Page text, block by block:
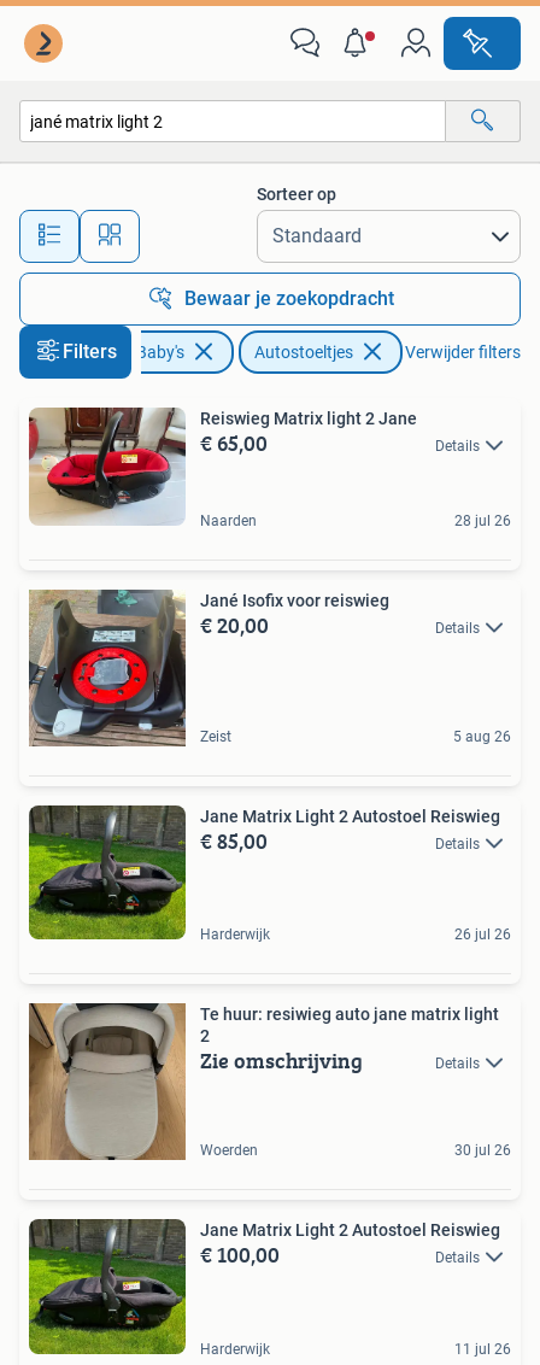
Alle afstanden…
Sorteer op
Bewaar je zoekopdracht
Filters
Kinderen en Baby's Autostoeltjes Verwijder filters
Reiswieg Matrix light 2 Jane
€ 65,00 Details
Naarden 28 jul 26
Jané Isofix voor reiswieg
€ 20,00 Details
Zeist 5 aug 26
Jane Matrix Light 2 Autostoel Reiswieg
€ 85,00 Details
Harderwijk 26 jul 26
Te huur: resiwieg auto jane matrix light
2
Zie omschrijving Details
Woerden 30 jul 26
Jane Matrix Light 2 Autostoel Reiswieg
€ 100,00 Details
Harderwijk 11 jul 26